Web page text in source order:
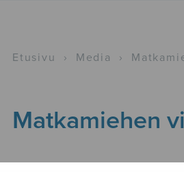
Etusivu › Media ›
Matkamiehen